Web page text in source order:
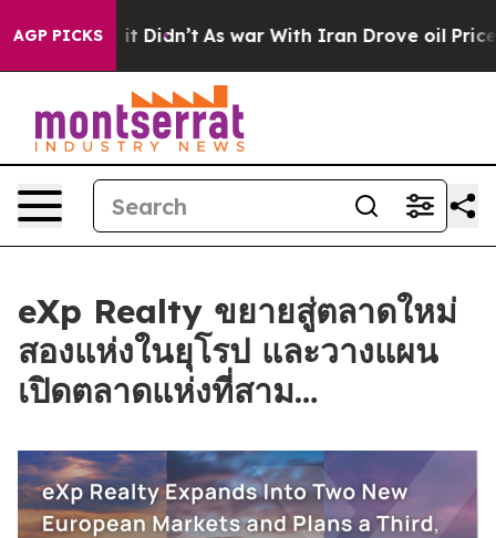
AGP PICKS
it Didn’t As war With Iran Drove oil Prices
eXp Realty ขยายสู่ตลาดใหม่
สองแห่งในยุโรป และวางแผน
เปิดตลาดแห่งที่สาม…